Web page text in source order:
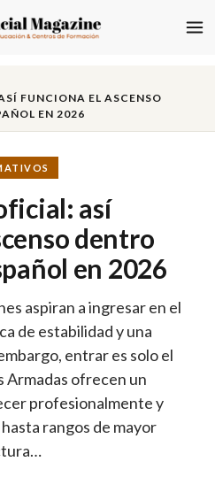
FUNCIONA EL ASCENSO
EN 2026
así
dentro
en 2026
aspiran a ingresar en el
de estabilidad y una
entrar es solo el
Armadas ofrecen un
profesionalmente y
rangos de mayor